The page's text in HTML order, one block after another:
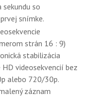
so
snímke.
strán 16 : 9)
stabilizácia
videosekvencií bez
alebo 720/30p.
záznam